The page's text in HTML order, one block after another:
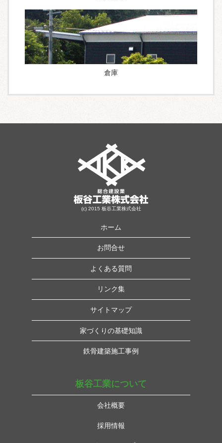
倉庫
(c) 2015 板谷工業株式会社
ホーム
お問合せ
よくある質問
リンク集
サイトマップ
家づくりの基礎知識
鉄骨建築施工事例
板谷工業について
会社概要
採用情報